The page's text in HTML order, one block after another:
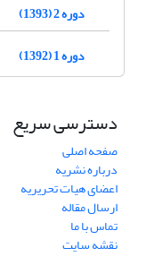
دوره 2 (1393)
دوره 1 (1392)
دسترسی سریع
صفحه اصلی
درباره نشریه
اعضای هیات تحریریه
ارسال مقاله
تماس با ما
نقشه سایت